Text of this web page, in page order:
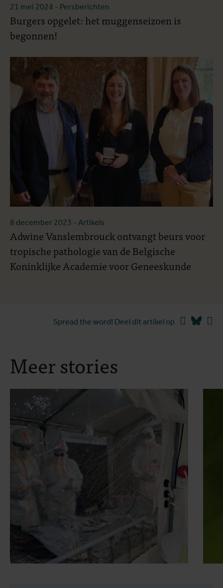
21 mei 2024 - Persberichten
Burgers opgelet: het muggenseizoen is
begonnen!
8 december 2023 - Artikels
Adwine Vanslembrouck ontvangt beurs voor
tropische pathologie van de Belgische
Koninklijke Academie voor Geneeskunde
Spread the word! Deel dit artikel op Facebook
Meer stories